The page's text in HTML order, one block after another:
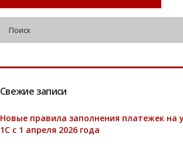
Свежие записи
Новые правила заполнения платежек на
1С с 1 апреля 2026 года